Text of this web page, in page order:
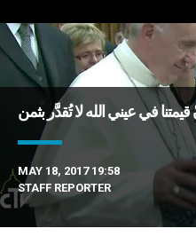
في عيني الله لا تُقدَّر بثمن
MAY 18, 2017 19:58
STAFF REPORTER